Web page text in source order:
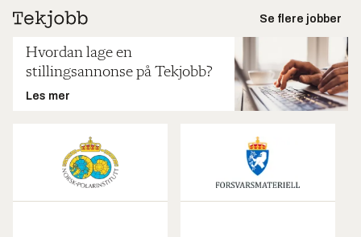
Se flere jobber
Hvordan lage en
stillingsannonse på Tekjobb?
Les mer